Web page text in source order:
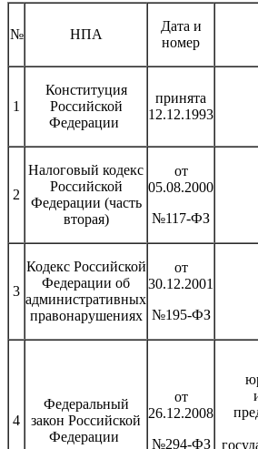
№ НПА
Дата и
номер
1
Конституция
Российской
Федерации
принята
12.12.1993
2
Налоговый кодекс
Российской
Федерации (часть
вторая)
от
05.08.2000
№117-ФЗ
3
Кодекс Российской
Федерации об
административных
правонарушениях
от
30.12.2001
№195-ФЗ
4
Федеральный
закон Российской
Федерации
от
26.12.2008
№294-ФЗ